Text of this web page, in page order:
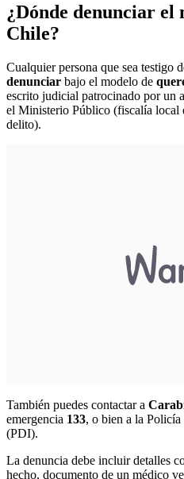
¿Dónde denunciar
Chile?
Cualquier persona que sea testigo
denunciar bajo el modelo de
escrito judicial patrocinado por un
el Ministerio Público (fiscalía local
delito).
También puedes contactar a
emergencia 133, o bien a la
(PDI).
La denuncia debe incluir detalles
hecho, documento de un médico